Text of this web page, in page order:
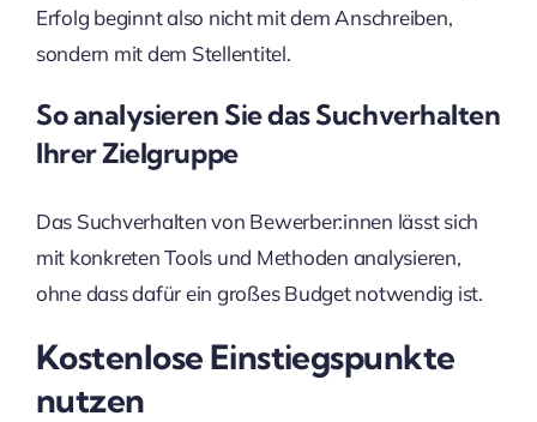
Erfolg beginnt also nicht mit dem Anschreiben,
sondern mit dem Stellentitel.
So analysieren Sie das Suchverhalten
Ihrer Zielgruppe
Das Suchverhalten von Bewerber:innen lässt sich
mit konkreten Tools und Methoden analysieren,
ohne dass dafür ein großes Budget notwendig ist.
Kostenlose Einstiegspunkte
nutzen